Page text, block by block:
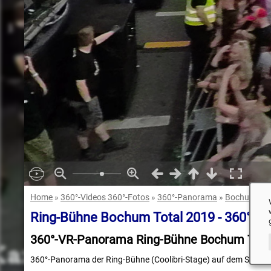
Home » 360°-Videos 360°-Fotos » 360°-Panorama » Bochum
Ring-Bühne Bochum Total 2019 - 360°-
360°-VR-Panorama Ring-Bühne Bochum
360°-Panorama der Ring-Bühne (Coolibri-Stage) auf dem